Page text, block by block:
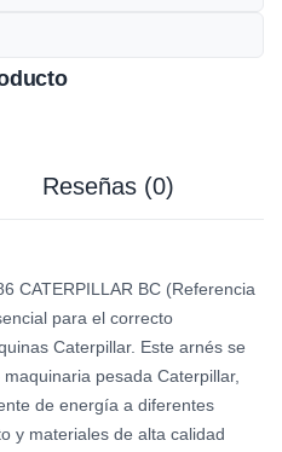
Reseñas (0)
CATERPILLAR BC (Referencia
para el correcto
Caterpillar. Este arnés se
pesada Caterpillar,
de energía a diferentes
y materiales de alta calidad